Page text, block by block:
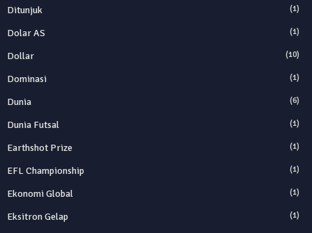
Ditunjuk (1)
Dolar AS (1)
Dollar (10)
Dominasi (1)
Dunia (6)
Dunia Futsal (1)
Earthshot Prize (1)
EFL Championship (1)
Ekonomi Global (1)
Eksitron Gelap (1)